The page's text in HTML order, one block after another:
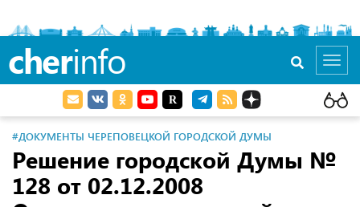
cherinfo
#ДОКУМЕНТЫ ЧЕРЕПОВЕЦКОЙ ГОРОДСКОЙ ДУМЫ
Решение городской Думы №
128 от 02.12.2008